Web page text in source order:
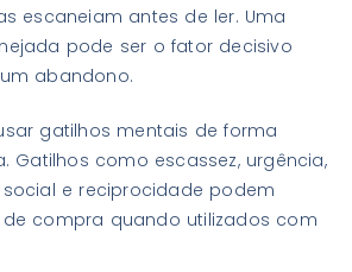
escaneiam antes de ler. Uma
pode ser o fator decisivo
abandono.
gatilhos mentais de forma
Gatilhos como escassez, urgência,
e reciprocidade podem
compra quando utilizados com